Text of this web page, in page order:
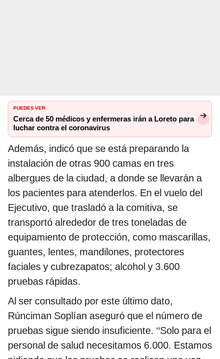
PUEDES VER
Cerca de 50 médicos y enfermeras irán a Loreto para
luchar contra el coronavirus
Además, indicó que se está preparando la
instalación de otras 900 camas en tres
albergues de la ciudad, a donde se llevarán a
los pacientes para atenderlos. En el vuelo del
Ejecutivo, que trasladó a la comitiva, se
transportó alrededor de tres toneladas de
equipamiento de protección, como mascarillas,
guantes, lentes, mandilones, protectores
faciales y cubrezapatos; alcohol y 3.600
pruebas rápidas.
Al ser consultado por este último dato,
Rúnciman Soplían aseguró que el número de
pruebas sigue siendo insuficiente. ‘‘Solo para el
personal de salud necesitamos 6.000. Estamos